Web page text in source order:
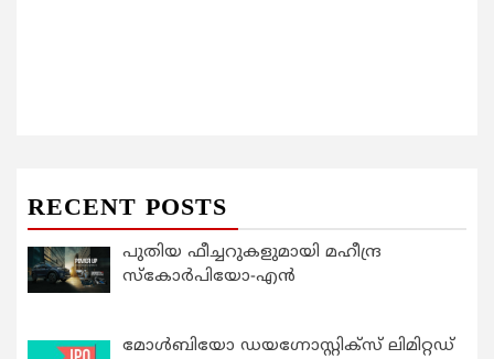
RECENT POSTS
പുതിയ ഫീച്ചറുകളുമായി മഹീന്ദ്ര
സ്കോർപിയോ-എൻ
മോൾബിയോ ഡയഗ്നോസ്റ്റിക്സ് ലിമിറ്റഡ്